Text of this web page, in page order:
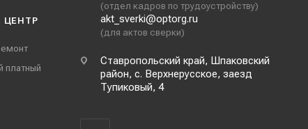
ЦЕНТР
платный
(отдел кадров по трудоустройству)
akt_sverki@optorg.ru
(для актов сверки)
Ставропольский край, Шпаковский
район, с. Верхнерусское, заезд
Тупиковый, 4